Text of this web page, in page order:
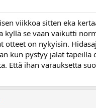
viikkoa sitten eka
kyllä se vaan vaikutti
otteet on nykyisin.
kun pystyy jalat tapeilla
Että ihan varauksetta